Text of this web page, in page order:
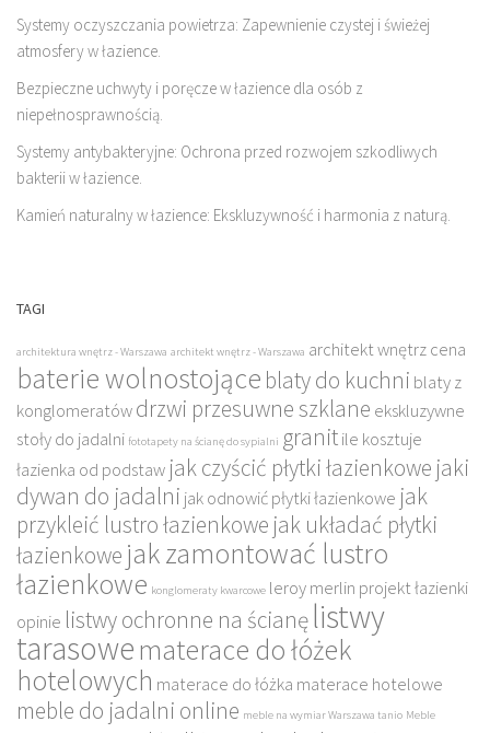
Systemy oczyszczania powietrza: Zapewnienie czystej i świeżej
atmosfery w łazience.
Bezpieczne uchwyty i poręcze w łazience dla osób z
niepełnosprawnością.
Systemy antybakteryjne: Ochrona przed rozwojem szkodliwych
bakterii w łazience.
Kamień naturalny w łazience: Ekskluzywność i harmonia z naturą.
TAGI
architektura wnętrz - Warszawa architekt wnętrz - Warszawa architekt wnętrz cena
baterie wolnostojące blaty do kuchni blaty z
konglomeratówdrzwi przesuwne szklane ekskluzywne
stoły do jadalni fototapety na ścianę do sypialni granitile kosztuje
łazienka od podstaw jak czyścić płytki łazienkowe jaki
dywan do jadalni jak odnowić płytki łazienkowe jak
przykleić lustro łazienkowe jak układać płytki
łazienkowe jak zamontować lustro
łazienkowe konglomeraty kwarcowe leroy merlin projekt łazienki
opinie listwy ochronne na ścianęlistwy
tarasowematerace do łóżek
hotelowych materace do łóżka materace hotelowe
meble do jadalni online meble na wymiar Warszawa tanio Meble